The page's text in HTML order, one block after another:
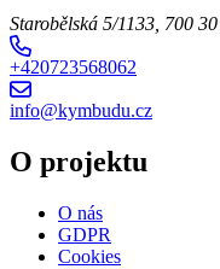
Starobělská 5/1133, 700
+420723568062
info@kymbudu.cz
O projektu
O nás
GDPR
Cookies